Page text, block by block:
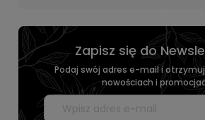
Zapisz się do
Podaj swój adres e-mail i
nowościach i